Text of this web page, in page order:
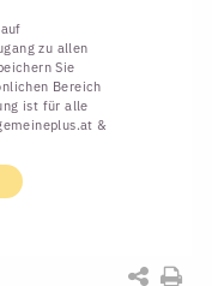
zu allen
Sie
Bereich
ist für alle
&